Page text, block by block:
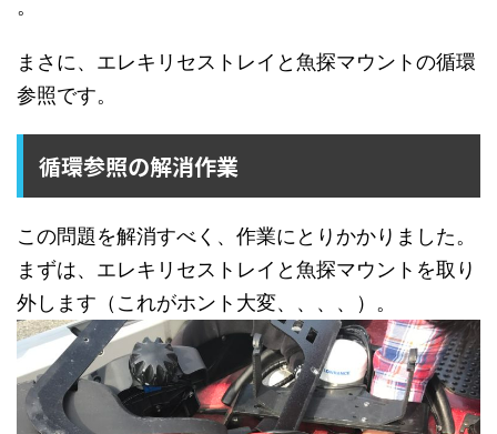
。
まさに、エレキリセストレイと魚探マウントの循環
参照です。
循環参照の解消作業
この問題を解消すべく、作業にとりかかりました。
まずは、エレキリセストレイと魚探マウントを取り
外します（これがホント大変、、、、）。